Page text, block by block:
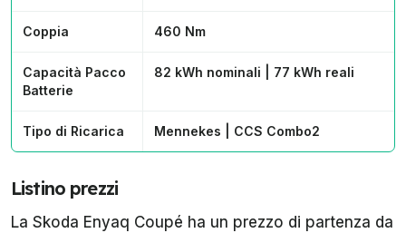
Coppia 460 Nm
Capacità Pacco
Batterie
82 kWh nominali | 77 kWh reali
Tipo di Ricarica Mennekes | CCS Combo2
Listino prezzi
La Skoda Enyaq Coupé ha un prezzo di partenza da